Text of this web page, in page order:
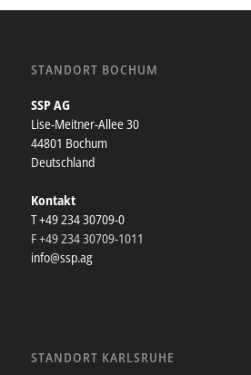
STANDORT BOCHUM
SSP AG
Lise-Meitner-Allee 30
44801 Bochum
Deutschland
Kontakt
T +49 234 30709-0
F +49 234 30709-1011
info@ssp.ag
STANDORT KARLSRUHE